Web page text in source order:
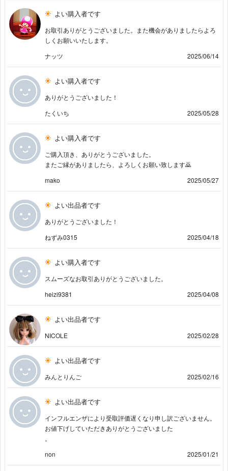
よい購入者です
お取引ありがとうございました。また機会がありましたらよろ
しくお願いいたします。
ナッツ
2025/06/14
よい購入者です
ありがとうございました！
たくいち
2025/05/28
よい購入者です
ご購入頂き、ありがとうございました。
またご縁がありましたら、よろしくお願い致します🙇
mako
2025/05/27
よい出品者です
ありがとうございました！
ねずみ0315
2025/04/18
よい購入者です
スムーズなお取引ありがとうございました。
heizi9381
2025/04/08
よい出品者です
NICOLE 2025/02/28
よい出品者です
みんとりんご 2025/02/16
よい出品者です
インフルエンザにより受取評価遅くなり申し訳ございません。
お値下げしていただきありがとうございました
。
non
2025/01/21